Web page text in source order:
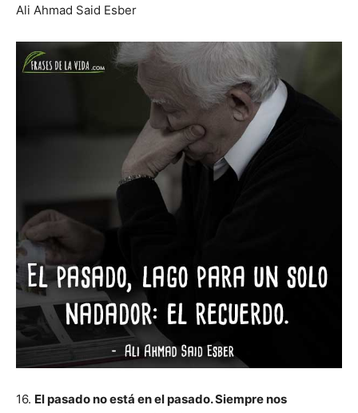
Ali Ahmad Said Esber
16. El pasado no está en el pasado. Siempre nos